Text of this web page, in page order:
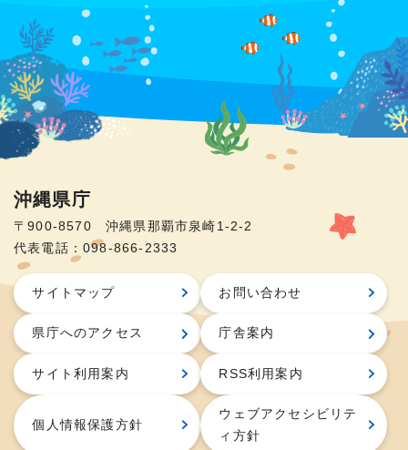
沖縄県庁
〒900-8570 沖縄県那覇市泉崎1-2-2
代表電話：098-866-2333
サイトマップ お問い合わせ
県庁へのアクセス 庁舎案内
サイト利用案内 RSS利用案内
個人情報保護方針
ウェブアクセシビリテ
ィ方針